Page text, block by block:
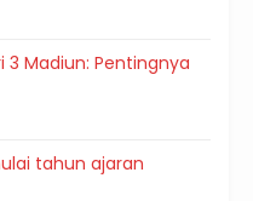
3 Madiun: Pentingnya
tahun ajaran